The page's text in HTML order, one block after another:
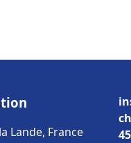
Lande, France